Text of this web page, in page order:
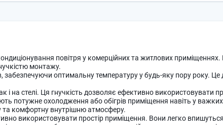
повітря у комерційних та житлових приміщеннях.
монтажу.
забезпечуючи оптимальну температуру у будь-яку пору року.
і на стелі. Ця гнучкість дозволяє ефективно використовувати
потужне охолодження або обігрів приміщення навіть у
та комфортну внутрішню атмосферу.
використовувати простір приміщення. Вони легко впишуться
шуму, забезпечуючи тихе та спокійне середовище в
зайвого шуму. Блоки оснащені інтуїтивно зрозумілим